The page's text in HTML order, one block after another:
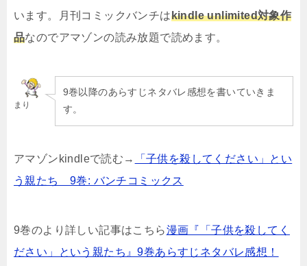
います。
月刊コミックバンチはkindle unlimited対象作
品なのでアマゾンの読み放題で読めます。
まり
9巻以降のあらすじネタバレ感想を書いていきま
す。
アマゾンkindleで読む→
「子供を殺してください」とい
う親たち 9巻: バンチコミックス
9巻のより詳しい記事はこちら漫画『「子供を殺してく
ださい」という親たち』9巻あらすじネタバレ感想！